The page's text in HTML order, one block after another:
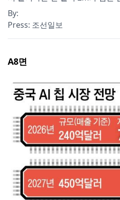
By:
Press: 조선일보
A8면